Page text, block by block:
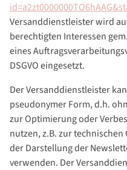
Versanddienstleister wird
berechtigten Interessen
eines
DSGVO eingesetzt.
Der Versanddienstleister
pseudonymer Form, d.h.
zur Optimierung oder
nutzen, z.B. zur
der Darstellung der
verwenden. Der